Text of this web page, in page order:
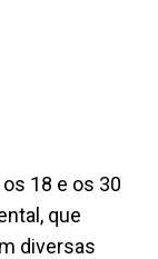
18 e os 30
que
diversas